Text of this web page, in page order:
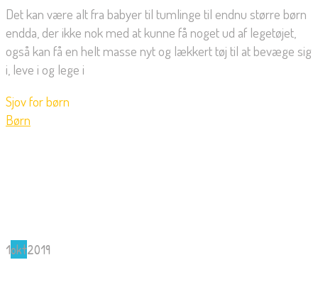
Det kan være alt fra babyer til tumlinge til endnu større børn
endda, der ikke nok med at kunne få noget ud af legetøjet,
også kan få en helt masse nyt og lækkert tøj til at bevæge sig
i, leve i og lege i
Sjov for børn
Børn
1okt2019